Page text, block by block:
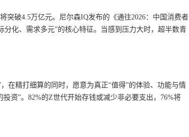
突破4.5万亿元。尼尔森IQ发布的《通往2026：中国消费者
化、需求多元”的核心特征。当感到压力大时，超半数青
在精打细算的同时，愿意为真正“值得”的体验、功能与情
资”。82%的Z世代开始存钱或减少非必要支出，76%将